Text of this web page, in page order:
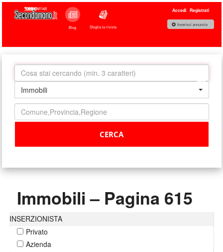
Blog Sfoglia la rivista
Accedi Registrati
Inserisci annuncio
Immobili
Immobili – Pagina 615
INSERZIONISTA
Privato
Azienda